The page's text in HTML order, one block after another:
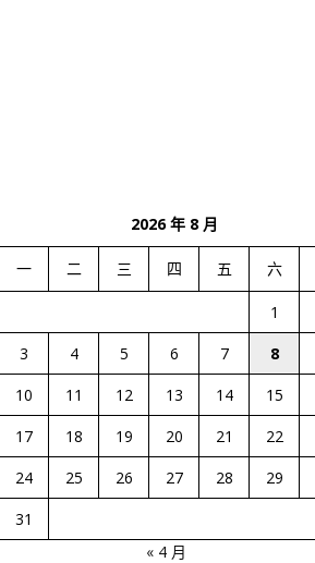
2026 年 8 月
一 二 三 四 五 六
1
3
4 5 6 7 8
10
11 12 13 14 15
17
18 19 20 21 22
24
25 26 27 28 29
31
« 4 月